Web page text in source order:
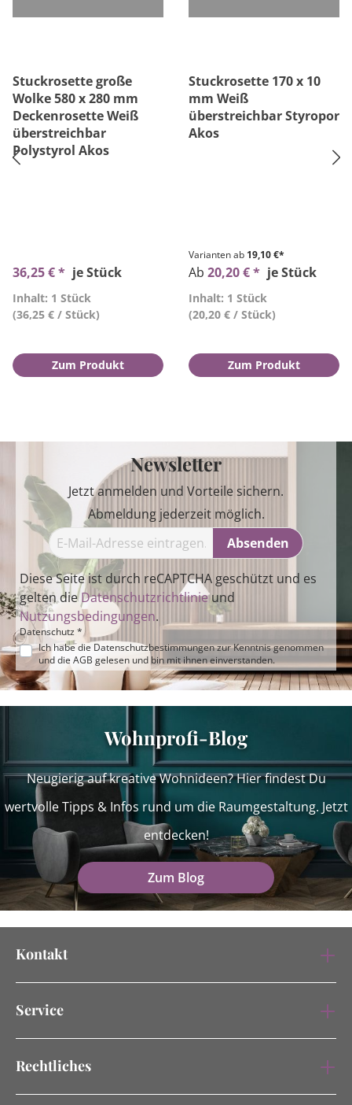
Stuckrosette große
Wolke 580 x 280 mm
Deckenrosette Weiß
überstreichbar
Polystyrol Akos
36,25 € * je Stück
Inhalt: 1 Stück
(36,25 € / Stück)
Zum Produkt
Stuckrosette 170 x 10
mm Weiß
überstreichbar Styropor
Akos
Varianten ab 19,10 €*
Ab 20,20 € * je Stück
Inhalt: 1 Stück
(20,20 € / Stück)
Zum Produkt
Newsletter
Jetzt anmelden und Vorteile sichern.
Abmeldung jederzeit möglich.
Absenden
Diese Seite ist durch reCAPTCHA geschützt und es
gelten dieDatenschutzrichtlinieund
Nutzungsbedingungen.
Datenschutz *
Ich habe die Datenschutzbestimmungenzur Kenntnis genommen
und die AGB gelesen und bin mit ihnen einverstanden.
Wohnprofi-Blog
Neugierig auf kreative Wohnideen? Hier findest Du
wertvolle Tipps & Infos rund um die Raumgestaltung. Jetzt
entdecken!
Zum Blog
Kontakt
Service
Rechtliches